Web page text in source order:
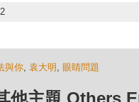
與你, 袁大明 , 眼睛問題
他主題 Others